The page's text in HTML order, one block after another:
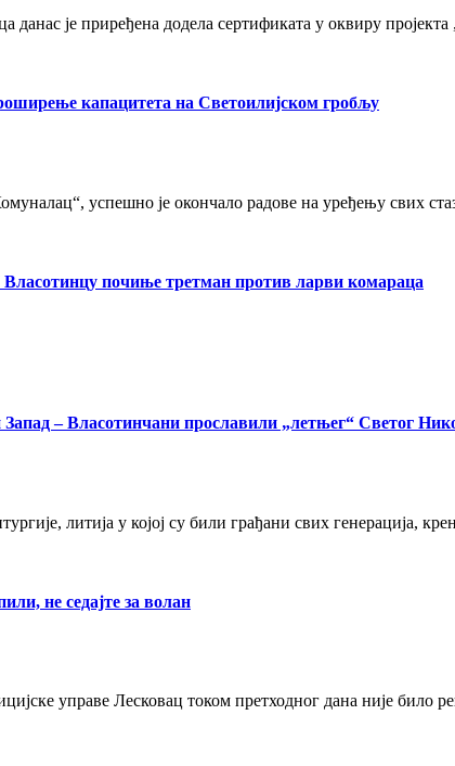
данас је приређена додела сертификата у оквиру
капацитета на Светоилијском гробљу
успешно је окончало радове на уређењу свих
почиње третман против ларви комараца
Запад – Власотинчани прославили „летњег“ Светог
литија у којој су били грађани свих генерација,
не седајте за волан
управе Лесковац током претходног дана није било